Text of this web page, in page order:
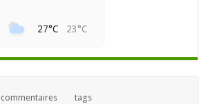
27°C 23°C
commentaires tags